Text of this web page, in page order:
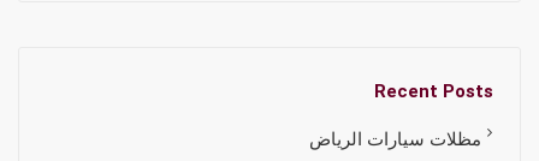
Recent Posts
مظلات سيارات الرياض